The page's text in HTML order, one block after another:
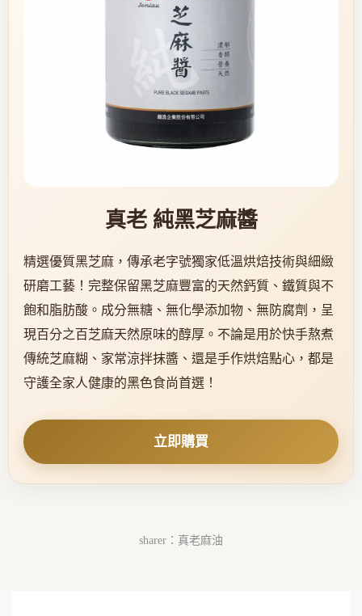
真老 純黑芝麻醬
精選優質黑芝麻，傳承老字號獨家低溫烘焙技術與細緻
研磨工藝！完整保留黑芝麻豐富的天然鈣質、鐵質與不
飽和脂肪酸。成分無糖、無化學添加物、無防腐劑，呈
現百分之百芝麻天然原味的醇厚。不論是用於快手熬煮
傳統芝麻糊、家常涼拌抹醬、還是手作烘焙點心，都是
守護全家人健康的黑色食尚首選！
立即購買
sharer：真老麻油